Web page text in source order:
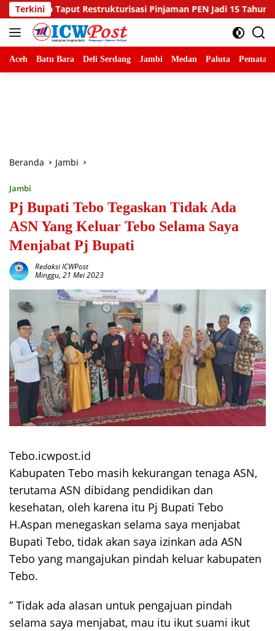
Langsung
ke
konten
Terkini Pinjaman PEN Jadi 15 Tahun‎‎ Sambut HUT
Aceh Batu Bara Deli Serdang Jambi Medan Paluta
Beranda Jambi
Jambi
Pj Bupati Tebo Tegaskan Tidak Ada
ASN Yang Keluar Tebo Selama Saya
Menjabat Pj Bupati
Redaksi ICWPost
Minggu, 21 Mei 2023
Tebo.icwpost.id
Kabupaten Tebo masih kekurangan tenaga ASN,
terutama ASN dibidang pendidikan dan
kesehatan, oleh karena itu Pj Bupati Tebo
H.Aspan menegaskan selama saya menjabat
Bupati Tebo, tidak akan saya izinkan ada ASN
Tebo yang mangajukan pindah keluar kabupaten
Tebo.
” Tidak ada alasan untuk pengajuan pindah
selama saya menjabat, mau itu ikut suami ikut